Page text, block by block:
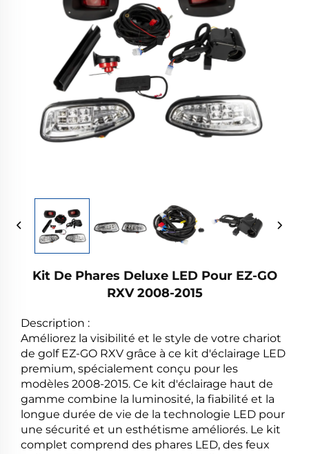
Kit De Phares Deluxe LED Pour EZ-GO
RXV 2008-2015
Description :
Améliorez la visibilité et le style de votre chariot
de golf EZ-GO RXV grâce à ce kit d'éclairage LED
premium, spécialement conçu pour les
modèles 2008-2015. Ce kit d'éclairage haut de
gamme combine la luminosité, la fiabilité et la
longue durée de vie de la technologie LED pour
une sécurité et un esthétisme améliorés. Le kit
complet comprend des phares LED, des feux